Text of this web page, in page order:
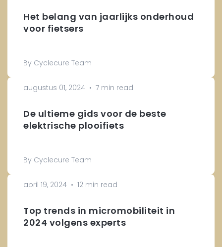
Het belang van jaarlijks onderhoud
voor fietsers
By Cyclecure Team
augustus 01, 2024 • 7 min read
De ultieme gids voor de beste
elektrische plooifiets
By Cyclecure Team
april 19, 2024 • 12 min read
Top trends in micromobiliteit in
2024 volgens experts